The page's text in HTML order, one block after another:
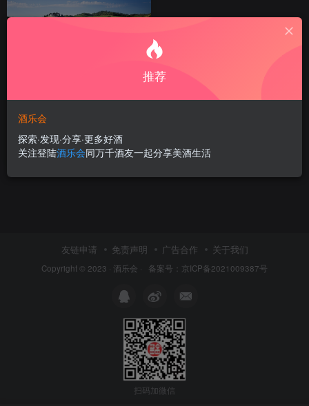
摩泽尔Mosel
9个月前 253
友链申请 免责声明 广告合作 关于我们
Copyright © 2023 · 酒乐会 · 备案号：京ICP备2021009387号
扫码加微信
推荐
酒乐会
探索·发现·分享·更多好酒
关注登陆酒乐会同万千酒友一起分享美酒生活